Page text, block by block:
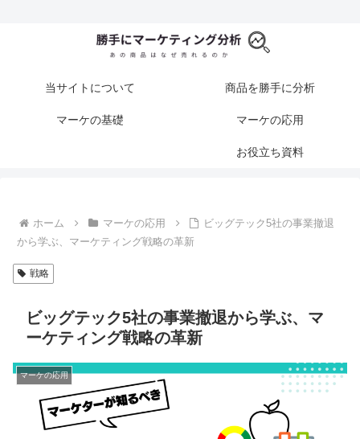
当サイトについて 商品を勝手に分析
マーケの基礎 マーケの応用
お役立ち資料
ホーム マーケの応用
ビッグテック5社の事業撤退
から学ぶ、マーケティング戦略の革新
戦略
ビッグテック5社の事業撤退から学ぶ、マ
ーケティング戦略の革新
マーケの応用